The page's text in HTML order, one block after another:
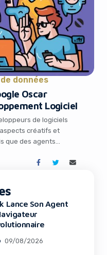
données
Oscar
Logiciel
de logiciels
créatifs et
que des agents
précisément la vision
[…]
Lance Son Agent
09/08/2026